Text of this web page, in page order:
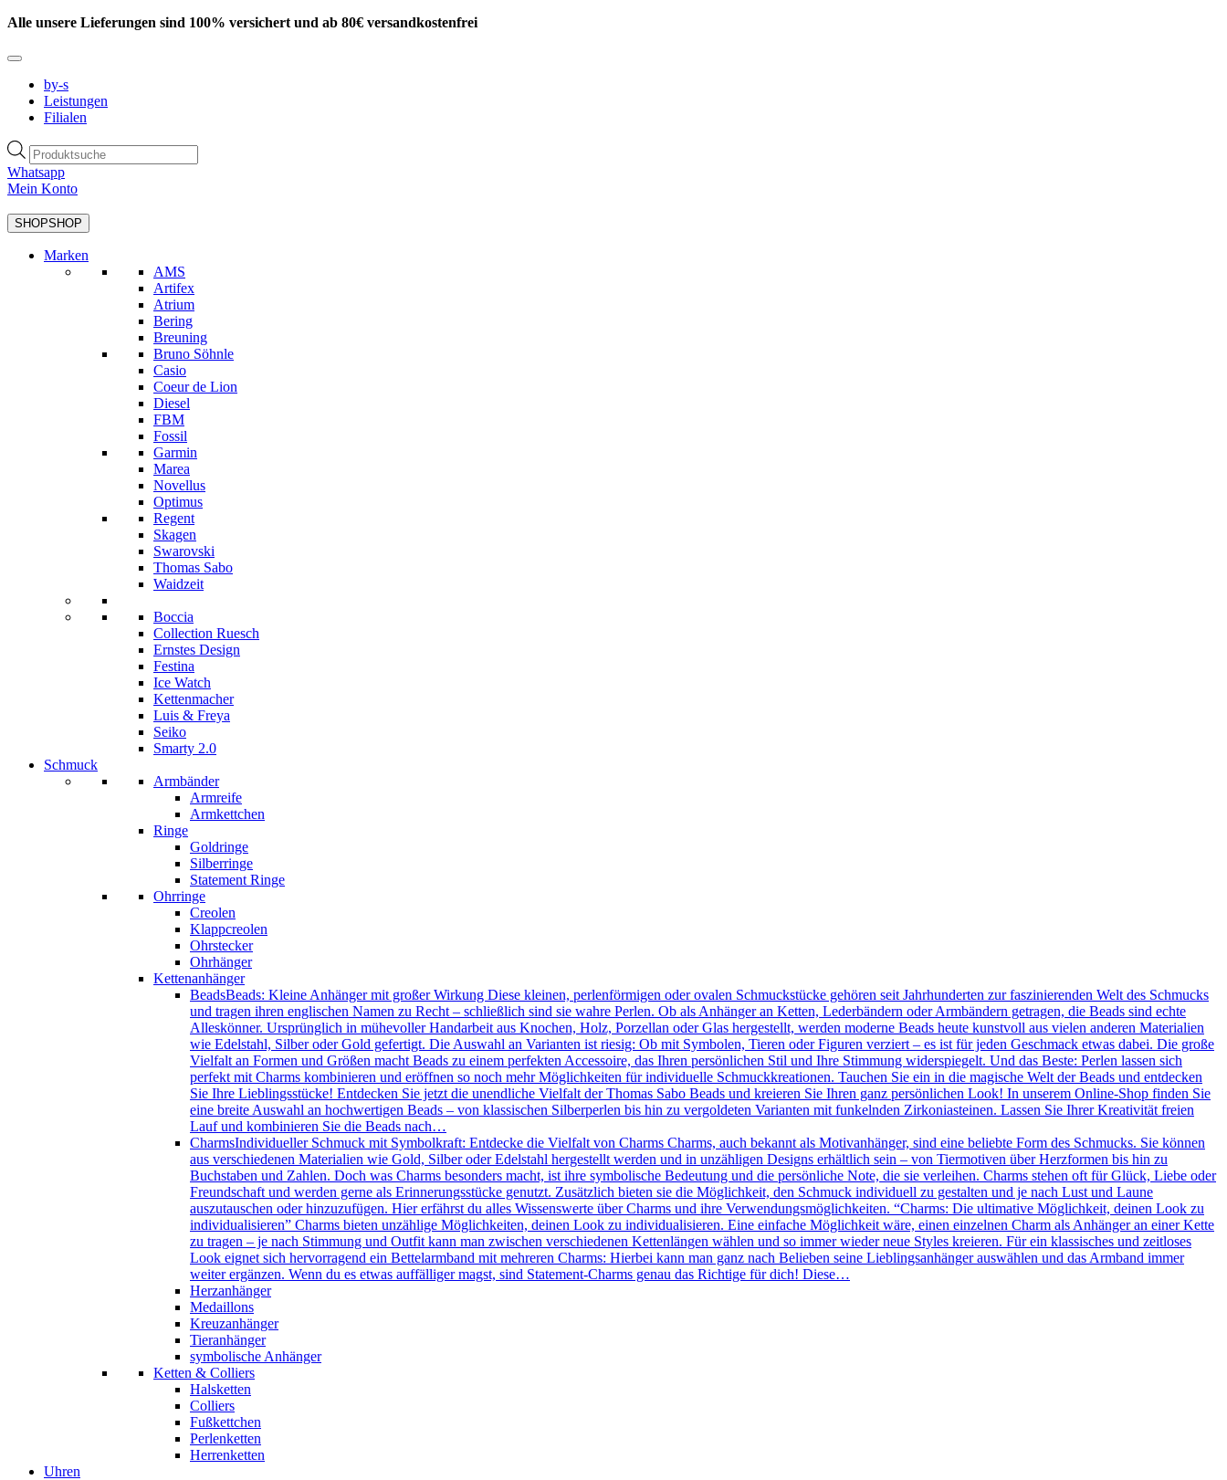
Zum
springen
Alle unsere Lieferungen sind 100% versichert und ab 80€ versandkostenfrei
by-s
Leistungen
Filialen
Products
search
Whatsapp
Mein Konto
SHOPSHOP
Marken
AMS
Artifex
Atrium
Bering
Breuning
Bruno Söhnle
Casio
Coeur de Lion
Diesel
FBM
Fossil
Garmin
Marea
Novellus
Optimus
Regent
Skagen
Swarovski
Thomas Sabo
Waidzeit
Boccia
Collection Ruesch
Ernstes Design
Festina
Ice Watch
Kettenmacher
Luis & Freya
Seiko
Smarty 2.0
Schmuck
Armbänder
Armreife
Armkettchen
Ringe
Goldringe
Silberringe
Statement Ringe
Ohrringe
Creolen
Klappcreolen
Ohrstecker
Ohrhänger
Kettenanhänger
BeadsBeads: Kleine Anhänger mit großer Wirkung Diese kleinen, perlenförmigen oder ovalen Schmuckstücke gehören seit Jahrhunderten zur faszinierenden Welt des Schmucks
und tragen ihren englischen Namen zu Recht – schließlich sind sie wahre Perlen. Ob als Anhänger an Ketten, Lederbändern oder Armbändern getragen, die Beads sind echte
Alleskönner. Ursprünglich in mühevoller Handarbeit aus Knochen, Holz, Porzellan oder Glas hergestellt, werden moderne Beads heute kunstvoll aus vielen anderen Materialien
wie Edelstahl, Silber oder Gold gefertigt. Die Auswahl an Varianten ist riesig: Ob mit Symbolen, Tieren oder Figuren verziert – es ist für jeden Geschmack etwas dabei. Die große
Vielfalt an Formen und Größen macht Beads zu einem perfekten Accessoire, das Ihren persönlichen Stil und Ihre Stimmung widerspiegelt. Und das Beste: Perlen lassen sich
perfekt mit Charms kombinieren und eröffnen so noch mehr Möglichkeiten für individuelle Schmuckkreationen. Tauchen Sie ein in die magische Welt der Beads und entdecken
Sie Ihre Lieblingsstücke! Entdecken Sie jetzt die unendliche Vielfalt der Thomas Sabo Beads und kreieren Sie Ihren ganz persönlichen Look! In unserem Online-Shop finden Sie
eine breite Auswahl an hochwertigen Beads – von klassischen Silberperlen bis hin zu vergoldeten Varianten mit funkelnden Zirkoniasteinen. Lassen Sie Ihrer Kreativität freien
Lauf und kombinieren Sie die Beads nach…
CharmsIndividueller Schmuck mit Symbolkraft: Entdecke die Vielfalt von Charms Charms, auch bekannt als Motivanhänger, sind eine beliebte Form des Schmucks. Sie können
aus verschiedenen Materialien wie Gold, Silber oder Edelstahl hergestellt werden und in unzähligen Designs erhältlich sein – von Tiermotiven über Herzformen bis hin zu
Buchstaben und Zahlen. Doch was Charms besonders macht, ist ihre symbolische Bedeutung und die persönliche Note, die sie verleihen. Charms stehen oft für Glück, Liebe oder
Freundschaft und werden gerne als Erinnerungsstücke genutzt. Zusätzlich bieten sie die Möglichkeit, den Schmuck individuell zu gestalten und je nach Lust und Laune
auszutauschen oder hinzuzufügen. Hier erfährst du alles Wissenswerte über Charms und ihre Verwendungsmöglichkeiten. “Charms: Die ultimative Möglichkeit, deinen Look zu
individualisieren” Charms bieten unzählige Möglichkeiten, deinen Look zu individualisieren. Eine einfache Möglichkeit wäre, einen einzelnen Charm als Anhänger an einer Kette
zu tragen – je nach Stimmung und Outfit kann man zwischen verschiedenen Kettenlängen wählen und so immer wieder neue Styles kreieren. Für ein klassisches und zeitloses
Look eignet sich hervorragend ein Bettelarmband mit mehreren Charms: Hierbei kann man ganz nach Belieben seine Lieblingsanhänger auswählen und das Armband immer
weiter ergänzen. Wenn du es etwas auffälliger magst, sind Statement-Charms genau das Richtige für dich! Diese…
Herzanhänger
Medaillons
Kreuzanhänger
Tieranhänger
symbolische Anhänger
Ketten & Colliers
Halsketten
Colliers
Fußkettchen
Perlenketten
Herrenketten
Uhren